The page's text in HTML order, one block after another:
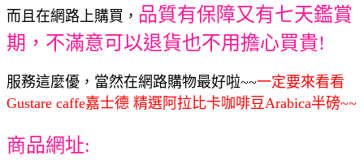
而且在網路上購買， 品質有保障又有七天鑑賞
期，不滿意可以退貨也不用擔心買貴!
服務這麼優，當然在網路購物最好啦~~一定要來看看
Gustare caffe嘉士德 精選阿拉比卡咖啡豆Arabica半磅~~
商品網址: